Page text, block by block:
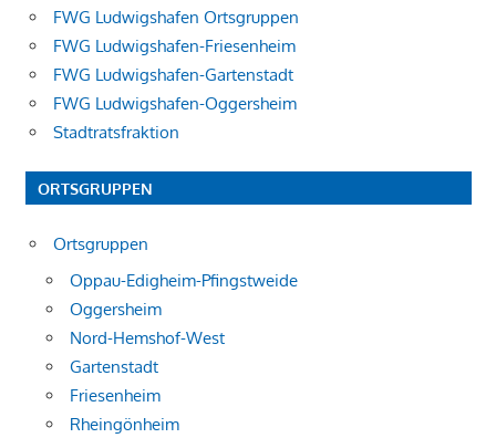
FWG Ludwigshafen Ortsgruppen
FWG Ludwigshafen-Friesenheim
FWG Ludwigshafen-Gartenstadt
FWG Ludwigshafen-Oggersheim
Stadtratsfraktion
ORTSGRUPPEN
Ortsgruppen
Oppau-Edigheim-Pfingstweide
Oggersheim
Nord-Hemshof-West
Gartenstadt
Friesenheim
Rheingönheim